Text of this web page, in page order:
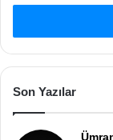
Son Yazılar